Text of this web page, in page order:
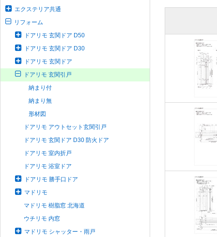
エクステリア共通
リフォーム
ドアリモ 玄関ドア D50
ドアリモ 玄関ドア D30
ドアリモ 玄関ドア
ドアリモ 玄関引戸
納まり付
納まり無
形材図
ドアリモ アウトセット玄関引戸
ドアリモ 玄関ドア D30 防火ドア
ドアリモ 室内折戸
ドアリモ 浴室ドア
ドアリモ 勝手口ドア
マドリモ
マドリモ 樹脂窓 北海道
ウチリモ 内窓
マドリモ シャッター・雨戸